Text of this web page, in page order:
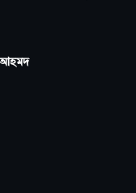
আহমদ